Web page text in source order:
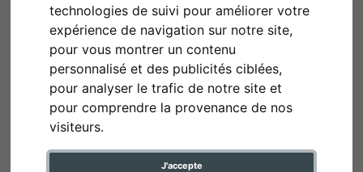
technologies de suivi pour améliorer votre
expérience de navigation sur notre site,
pour vous montrer un contenu
personnalisé et des publicités ciblées,
pour analyser le trafic de notre site et
pour comprendre la provenance de nos
visiteurs.
J'accepte
Retour